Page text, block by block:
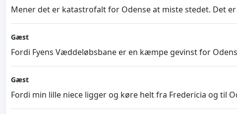
Mener det er katastrofalt for Odense at miste stedet. Det
Gæst
Fordi Fyens Væddeløbsbane er en kæmpe gevinst for
Gæst
Fordi min lille niece ligger og køre helt fra Fredericia og til